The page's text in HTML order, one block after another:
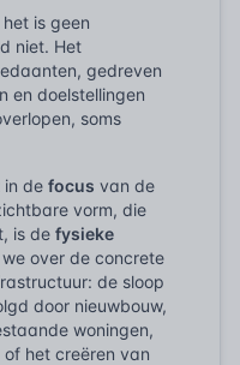
is geen
niet. Het
gedreven
en doelstellingen
soms
in de focus van de
vorm, die
is de fysieke
over de concrete
de sloop
door nieuwbouw,
woningen,
het creëren van